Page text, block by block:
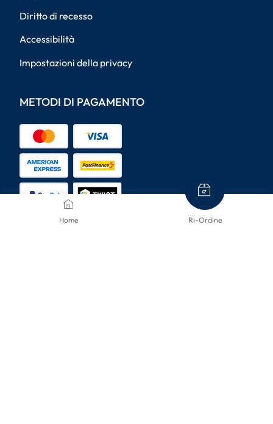
Home Ri-Ordine
Diritto di recesso
Accessibilità
Impostazioni della privacy
METODI DI PAGAMENTO